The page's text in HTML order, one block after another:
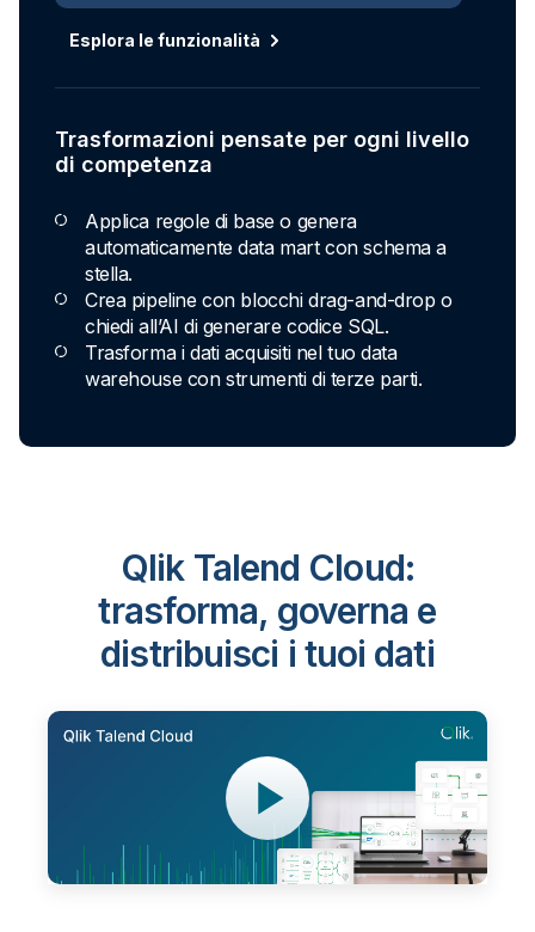
Esplora le funzionalità
Trasformazioni pensate per ogni livello
di competenza
Applica regole di base o genera
automaticamente data mart con schema a
stella.
Crea pipeline con blocchi drag-and-drop o
chiedi all’AI di generare codice SQL.
Trasforma i dati acquisiti nel tuo data
warehouse con strumenti di terze parti.
Qlik Talend Cloud:
trasforma, governa e
distribuisci i tuoi dati